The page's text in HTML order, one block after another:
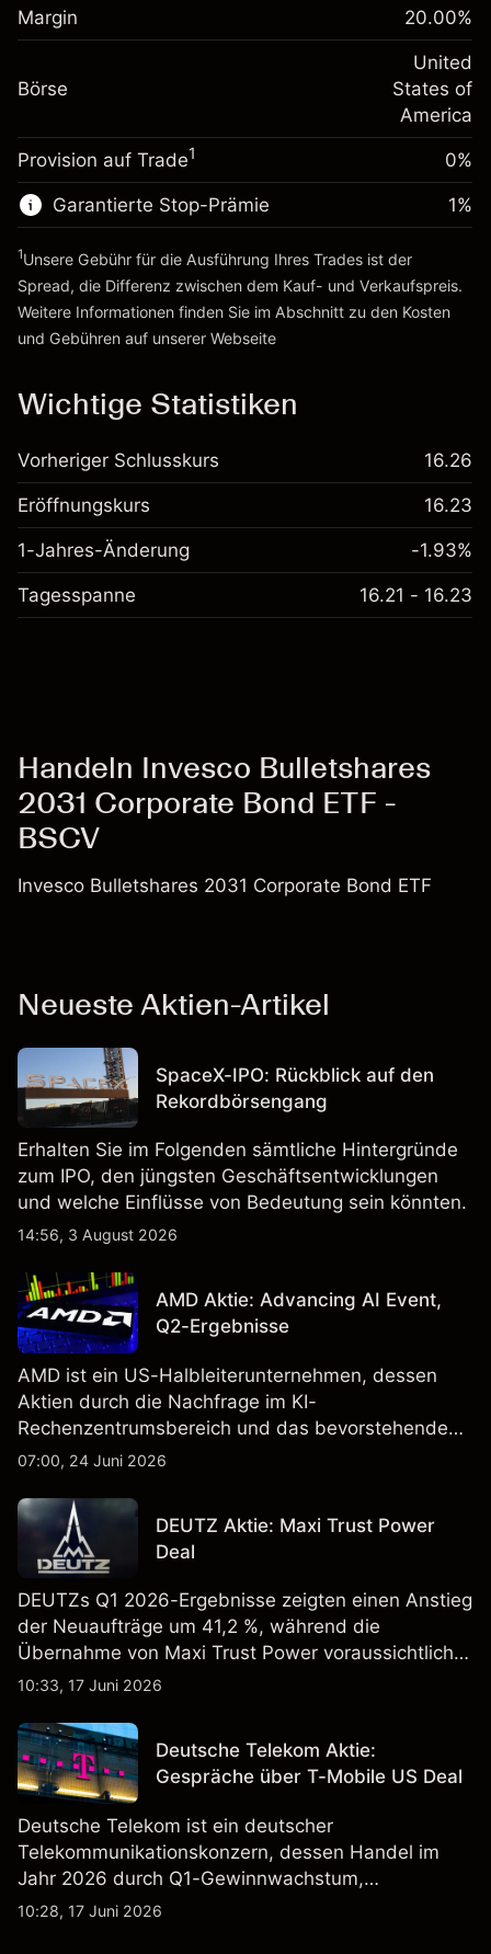
fremdfinanzierten
(-$1.08)
~$5,000.00
Zur Plattform
Anpassung der
-0.000682
%
(-$0.03)
Positionsgröße mit Hebelwirkung
~$5,000.00
Geld aus Hebelwirkung ~
Zur Plattform
Margin 20.00%
Börse
United
States of
America
Provision auf Trade1 0%
Garantierte Stop-Prämie 1%
1Unsere Gebühr für die Ausführung Ihres Trades ist der
Spread, die Differenz zwischen dem Kauf- und Verkaufspreis.
Weitere Informationen finden Sie im Abschnitt zu den Kosten
und Gebühren auf unserer Webseite
Wichtige Statistiken
Vorheriger Schlusskurs 16.26
Eröffnungskurs 16.23
1-Jahres-Änderung -1.93%
Tagesspanne 16.21 - 16.23
Handeln Invesco Bulletshares
2031 Corporate Bond ETF -
BSCV
Invesco Bulletshares 2031 Corporate Bond ETF
Neueste Aktien-Artikel
SpaceX-IPO: Rückblick auf den
Rekordbörsengang
Erhalten Sie im Folgenden sämtliche Hintergründe
zum IPO, den jüngsten Geschäftsentwicklungen
und welche Einflüsse von Bedeutung sein könnten.
14:56, 3 August 2026
AMD Aktie: Advancing AI Event,
Q2-Ergebnisse
AMD ist ein US-Halbleiterunternehmen, dessen
Aktien durch die Nachfrage im KI-
Rechenzentrumsbereich und das bevorstehende
„Advancing AI 2026"-Event im Juli Aufmerksamkeit
Vergangenheit ist kein verlässlicher Indikator für
zukünftige Ergebnisse.
07:00, 24 Juni 2026
DEUTZ Aktie: Maxi Trust Power
Deal
DEUTZs Q1 2026-Ergebnisse zeigten einen Anstieg
der Neuaufträge um 41,2 %, während die
Übernahme von Maxi Trust Power voraussichtlich
40 Mio. € zum Umsatz von DEUTZ Energy
Vergangenheit ist kein verlässlicher Indikator für
zukünftige Ergebnisse.
10:33, 17 Juni 2026
Deutsche Telekom Aktie:
Gespräche über T-Mobile US Deal
Deutsche Telekom ist ein deutscher
Telekommunikationskonzern, dessen Handel im
Jahr 2026 durch Q1-Gewinnwachstum,
Aktienrückkäufe und Berichte über einen möglichen
10:28, 17 Juni 2026